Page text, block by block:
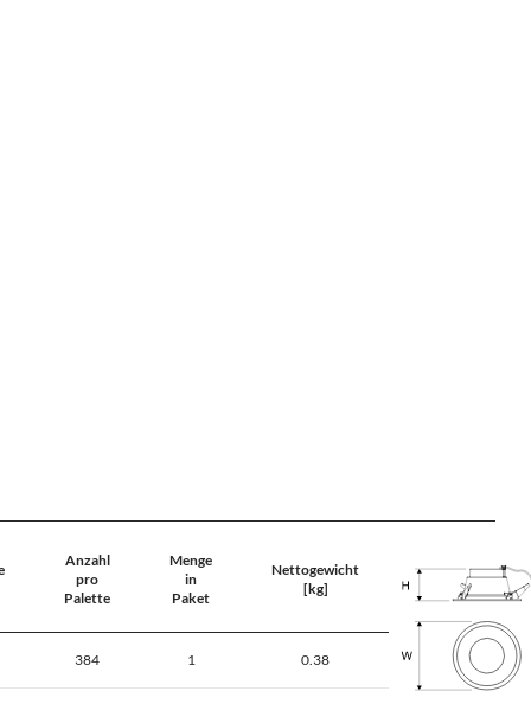
Anzahl
pro
Palette
Menge
in
Paket
Nettogewicht
[kg]
384 1 0.38